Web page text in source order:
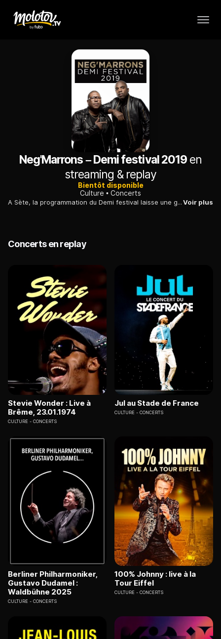
Neg'Marrons – Demi festival 2019 en
streaming & replay
Bientôt disponible
Culture
Concerts
A Sète, la programmation du Demi festival laisse une grande place au rap et au hip-hop. En 2019, les Nèg'Marrons ont investi la scène du théâtre de la Mer pour un concert qui a offert au groupe l'occasion d'interpréter les chansons tirées de son répertoire, constitué au fil de ses cinq albums sortis depuis 1997 et le célèbre "Rue Case Nègres".Voir plus
Concerts en replay
Stevie Wonder : Live à
Brême, 23.01.1974
CULTURE CONCERTS
Jul au Stade de France
CULTURE CONCERTS
Berliner Philharmoniker,
Gustavo Dudamel :
Waldbühne 2025
CULTURE CONCERTS
100% Johnny : live à la
Tour Eiffel
CULTURE CONCERTS